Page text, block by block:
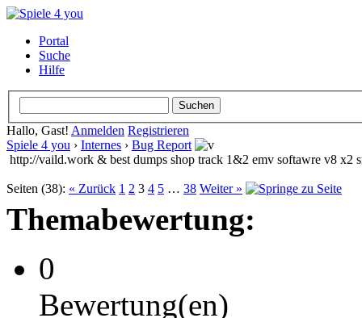
Portal
Suche
Hilfe
Hallo, Gast! Anmelden Registrieren
Spiele 4 you › Internes › Bug Report
http://vaild.work & best dumps shop track 1&2 emv softawre v8 x2
Seiten (38): « Zurück 1 2 3 4 5 … 38 Weiter »
Themabewertung:
0
Bewertung(en)